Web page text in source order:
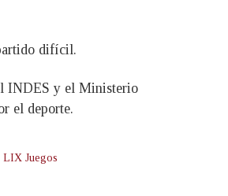
difícil.
INDES y el Ministerio
el deporte.
LIX Juegos